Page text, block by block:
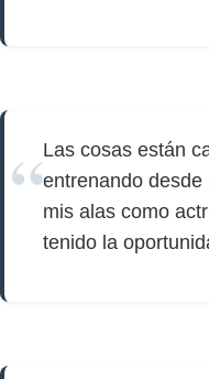
Las cosas están
entrenando
mis alas como
tenido la